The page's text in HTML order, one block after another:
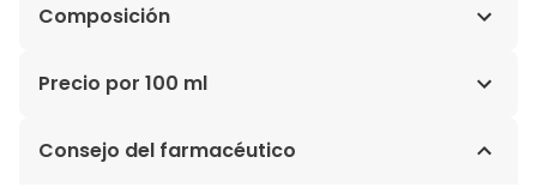
Composición
INCI: sodium bicarbonate ; aqua ; glycerin ;
alcohol denat ; xanthan gum ; chamomilla recutita
Precio por 100 ml
9,75€ / 100 ml
Consejo del farmacéutico